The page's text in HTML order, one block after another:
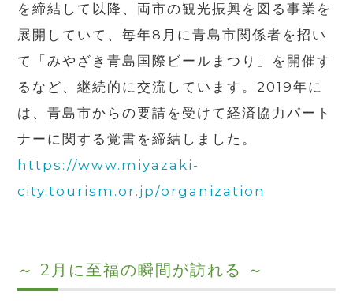
を締結して以降、両市の観光振興を図る事業を
展開していて、毎年8月に青島市関係者を招い
て「みやざき青島国際ビールまつり」を開催す
るなど、継続的に交流しています。2019年に
は、青島市からの要請を受けて経済協力パート
ナーに関する覚書を締結しました。
https://www.miyazaki-
city.tourism.or.jp/organization
～ 2月に至福の瞬間が訪れる ～